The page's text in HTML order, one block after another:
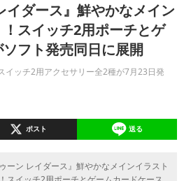
イダース』鮮やかなメイン
スイッチ2用ポーチとゲ
フト発売同日に展開
イッチ2用アクセサリー全2種が7月23日発
ポスト 送る
ーン レイダース』鮮やかなメインイラスト